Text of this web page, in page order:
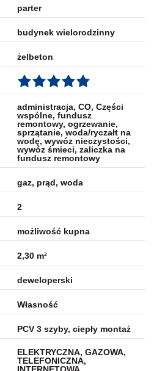
parter
budynek wielorodzinny
żelbeton
administracja, CO, Części
wspólne, fundusz
remontowy, ogrzewanie,
sprzątanie, woda/ryczałt na
wodę, wywóz nieczystości,
wywóz śmieci, zaliczka na
fundusz remontowy
gaz, prąd, woda
2
możliwość kupna
2,30 m²
deweloperski
Własność
PCV 3 szyby, ciepły montaż
ELEKTRYCZNA, GAZOWA,
TELEFONICZNA,